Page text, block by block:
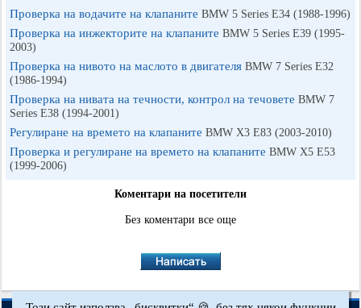
Проверка на водачите на клапаните BMW 5 Series E34 (1988-1996)
Проверка на инжекторите на клапаните BMW 5 Series E39 (1995-
2003)
Проверка на нивото на маслото в двигателя BMW 7 Series E32
(1986-1994)
Проверка на нивата на течности, контрол на течовете BMW 7
Series E38 (1994-2001)
Регулиране на времето на клапаните BMW X3 Е83 (2003-2010)
Проверка и регулиране на времето на клапаните BMW X5 E53
(1999-2006)
Коментари на посетители
Без коментари все още